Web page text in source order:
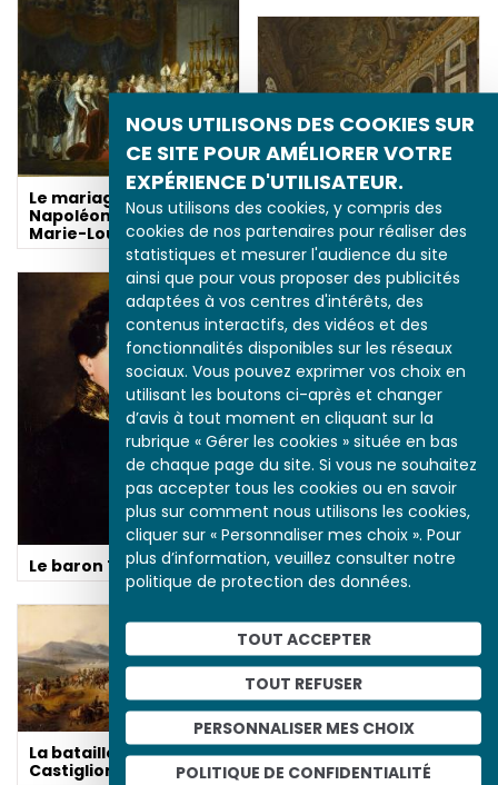
NOUS UTILISONS DES COOKIES SUR
CE SITE POUR AMÉLIORER VOTRE
EXPÉRIENCE D'UTILISATEUR.
Nous utilisons des cookies, y compris des
cookies de nos partenaires pour réaliser des
statistiques et mesurer l'audience du site
ainsi que pour vous proposer des publicités
adaptées à vos centres d'intérêts, des
contenus interactifs, des vidéos et des
fonctionnalités disponibles sur les réseaux
sociaux. Vous pouvez exprimer vos choix en
utilisant les boutons ci-après et changer
d’avis à tout moment en cliquant sur la
rubrique « Gérer les cookies » située en bas
de chaque page du site. Si vous ne souhaitez
pas accepter tous les cookies ou en savoir
plus sur comment nous utilisons les cookies,
cliquer sur « Personnaliser mes choix ». Pour
plus d’information, veuillez consulter notre
politique de protection des données.
TOUT ACCEPTER
TOUT REFUSER
PERSONNALISER MES CHOIX
POLITIQUE DE CONFIDENTIALITÉ
Le mariage religieux de
Napoléon Ier et de
Marie-Louise
La Galerie des Glaces
transformée en
ambulance
Le baron Taylor
La Campagne d'Italie
La Campagne d'Italie
La bataille de
Castiglione, 5 août 1796